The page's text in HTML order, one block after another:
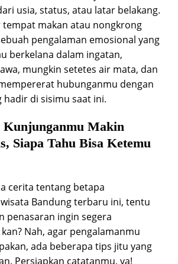
usia, status, atau latar belakang.
tempat makan atau nongkrong
pengalaman emosional yang
berkelana dalam ingatan,
mungkin setetes air mata, dan
hubunganmu dengan
hadir di sisimu saat ini.
Makin
Siapa Tahu Bisa Ketemu
cerita tentang betapa
Bandung terbaru ini, tentu
penasaran ingin segera
Nah, agar pengalamanmu
ada beberapa tips jitu yang
Persiapkan catatanmu, ya!